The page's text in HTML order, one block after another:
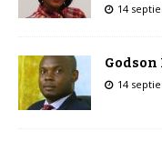
14
Godson
14